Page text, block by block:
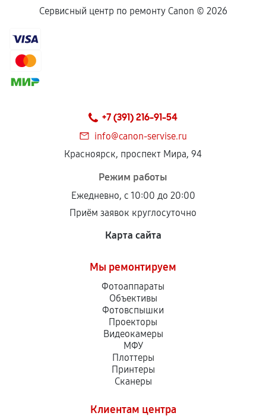
Сервисный центр по ремонту Canon © 2026
+7 (391) 216-91-54
info@canon-servise.ru
Красноярск, проспект Мира, 94
Режим работы
Ежедневно, с 10:00 до 20:00
Приём заявок круглосуточно
Карта сайта
Мы ремонтируем
Фотоаппараты
Объективы
Фотовспышки
Проекторы
Видеокамеры
МФУ
Плоттеры
Принтеры
Сканеры
Клиентам центра